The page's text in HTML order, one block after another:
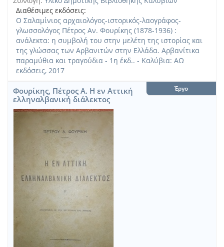
Διαθέσιμες εκδόσεις:
Ο Σαλαμίνιος αρχαιολόγος-ιστορικός-λαογράφος-
γλωσσολόγος Πέτρος Αν. Φουρίκης (1878-1936) :
ανάλεκτα: η συμβολή του στην μελέτη της ιστορίας και
της γλώσσας των Αρβανιτών στην Ελλάδα. Αρβανίτικα
παραμύθια και τραγούδια - 1η έκδ.. - Καλύβια: ΑΩ
εκδόσεις, 2017
Φουρίκης, Πέτρος Α. Η εν Αττική
ελληναλβανική διάλεκτος
Έργο